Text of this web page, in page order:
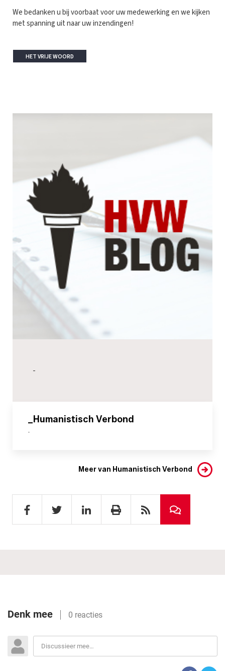
We bedanken u bij voorbaat voor uw medewerking en we kijken
met spanning uit naar uw inzendingen!
HET VRIJE WOORD
-
_Humanistisch Verbond
-
Meer van Humanistisch Verbond